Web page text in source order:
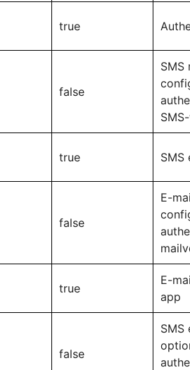
true
false
SMS
true SMS
false
E-
true
E-
app
false
SMS